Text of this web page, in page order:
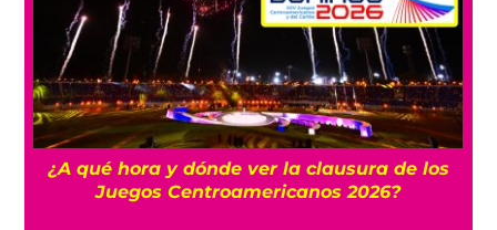
¿A qué hora y dónde ver la clausura de los
Juegos Centroamericanos 2026?